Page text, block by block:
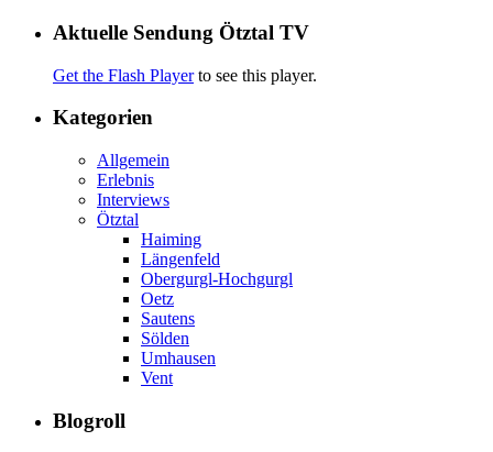
Aktuelle Sendung Ötztal TV
Get the Flash Playerto see this player.
Kategorien
Allgemein
Erlebnis
Interviews
Ötztal
Haiming
Längenfeld
Obergurgl-Hochgurgl
Oetz
Sautens
Sölden
Umhausen
Vent
Blogroll